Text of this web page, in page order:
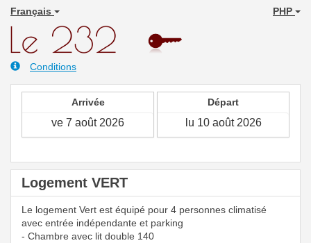
Français PHP
Conditions
Arrivée Départ
Logement VERT
Le logement Vert est équipé pour 4 personnes climatisé
avec entrée indépendante et parking
- Chambre avec lit double 140